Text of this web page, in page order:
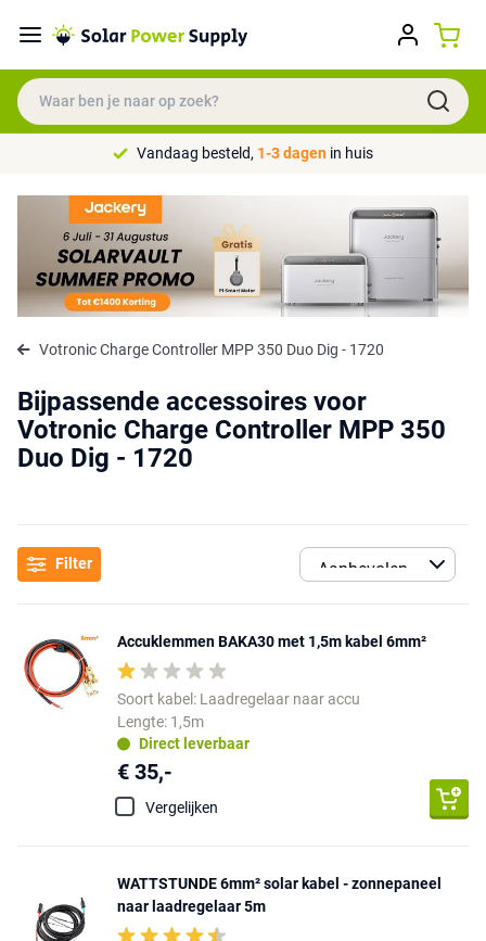
Vandaag besteld, 1-3 dagen in huis
Votronic Charge Controller MPP 350 Duo Dig - 1720
Bijpassende accessoires voor
Votronic Charge Controller MPP 350
Duo Dig - 1720
Filter
Accuklemmen BAKA30 met 1,5m kabel 6mm²
Soort kabel: Laadregelaar naar accu
Lengte: 1,5m
Direct leverbaar
€ 35,-
Vergelijken
WATTSTUNDE 6mm² solar kabel - zonnepaneel
naar laadregelaar 5m